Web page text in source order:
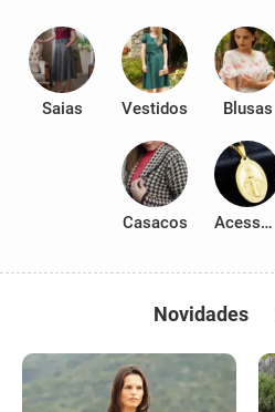
Saias Vestidos Blusas
Casacos Acessórios
Novidades